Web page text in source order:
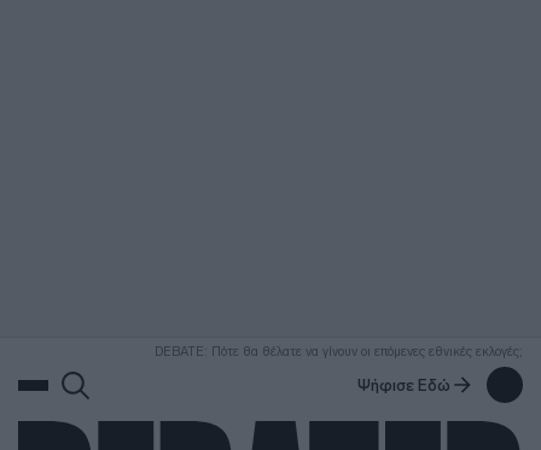
DEBATE: Πότε θα θέλατε να γίνουν οι επόμενες εθνικές εκλογές;
Ψήφισε Εδώ